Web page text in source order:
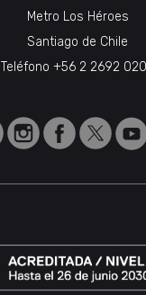
Metro Los Héroes
Santiago de Chile
Teléfono +56 2 2692